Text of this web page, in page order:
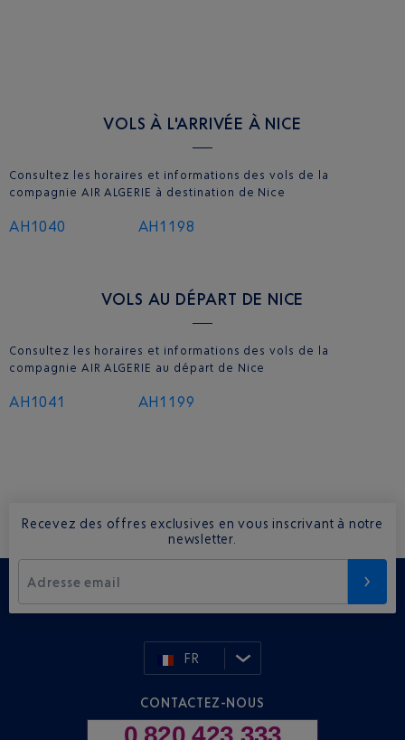
VOLS À L'ARRIVÉE À NICE
Consultez les horaires et informations des vols de la
compagnie AIR ALGERIE à destination de Nice
AH1040 AH1198
VOLS AU DÉPART DE NICE
Consultez les horaires et informations des vols de la
compagnie AIR ALGERIE au départ de Nice
AH1041 AH1199
Recevez des offres exclusives en vous inscrivant à notre
newsletter.
Adresse email
FR
CONTACTEZ-NOUS